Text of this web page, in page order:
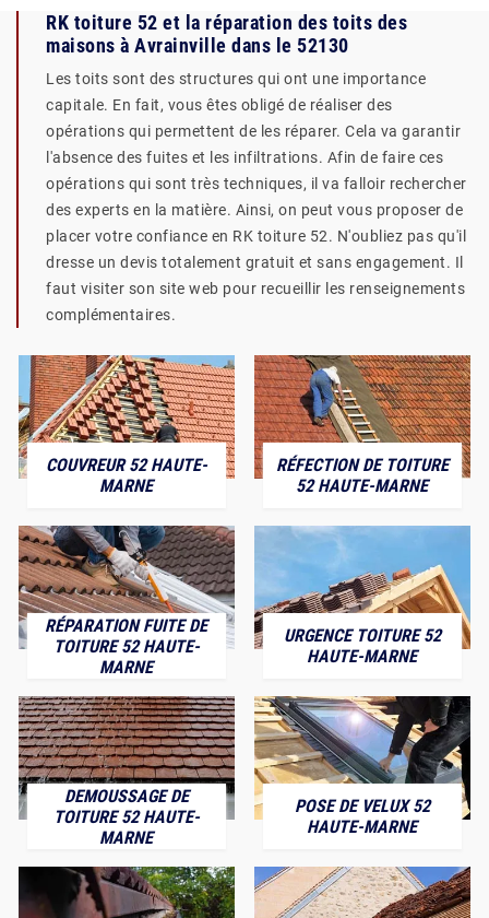
RK toiture 52 et la réparation des toits des
maisons à Avrainville dans le 52130
Les toits sont des structures qui ont une importance
capitale. En fait, vous êtes obligé de réaliser des
opérations qui permettent de les réparer. Cela va garantir
l'absence des fuites et les infiltrations. Afin de faire ces
opérations qui sont très techniques, il va falloir rechercher
des experts en la matière. Ainsi, on peut vous proposer de
placer votre confiance en RK toiture 52. N'oubliez pas qu'il
dresse un devis totalement gratuit et sans engagement. Il
faut visiter son site web pour recueillir les renseignements
complémentaires.
COUVREUR 52 HAUTE-
MARNE
RÉFECTION DE TOITURE
52 HAUTE-MARNE
RÉPARATION FUITE DE
TOITURE 52 HAUTE-
MARNE
URGENCE TOITURE 52
HAUTE-MARNE
DEMOUSSAGE DE
TOITURE 52 HAUTE-
MARNE
POSE DE VELUX 52
HAUTE-MARNE